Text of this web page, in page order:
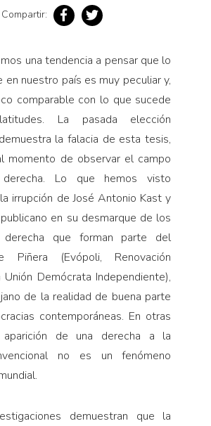
Compartir:
una tendencia a pensar que lo
en nuestro país es muy peculiar y,
comparable con lo que sucede
La pasada elección
la falacia de esta tesis,
momento de observar el campo
Lo que hemos visto
irrupción de José Antonio Kast y
en su desmarque de los
que forman parte del
Piñera (Evópoli, Renovación
Demócrata Independiente),
de la realidad de buena parte
contemporáneas. En otras
aparición de una derecha a la
no es un fenómeno
demuestran que la